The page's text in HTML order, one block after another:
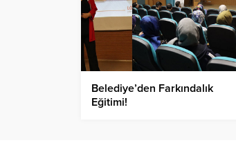
Belediye’den Farkındalık
Eğitimi!